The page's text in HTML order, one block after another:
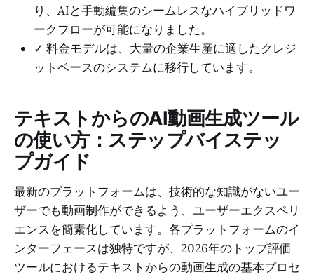
り、AIと手動編集のシームレスなハイブリッドワ
ークフローが可能になりました。
✓ 料金モデルは、大量の企業生産に適したクレジ
ットベースのシステムに移行しています。
テキストからのAI動画生成ツール
の使い方：ステップバイステッ
プガイド
最新のプラットフォームは、技術的な知識がないユー
ザーでも動画制作ができるよう、ユーザーエクスペリ
エンスを簡素化しています。各プラットフォームのイ
ンターフェースは独特ですが、2026年のトップ評価
ツールにおけるテキストからの動画生成の基本プロセ